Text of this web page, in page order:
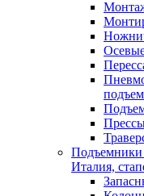
Подъемники
Италия,